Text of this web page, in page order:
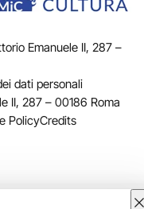
Emanuele II, 287 –
dati personali
II, 287 – 00186 Roma
PolicyCredits